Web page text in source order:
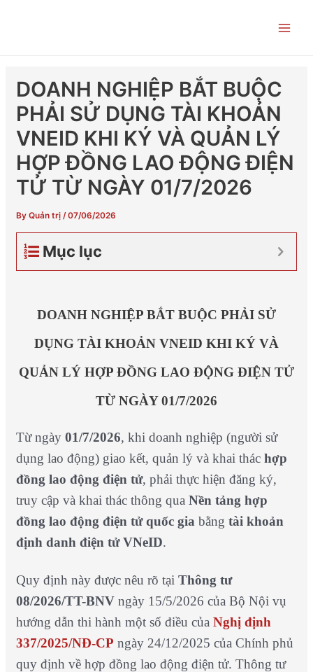
DOANH NGHIỆP BẮT BUỘC
PHẢI SỬ DỤNG TÀI KHOẢN
VNEID KHI KÝ VÀ QUẢN LÝ
HỢP ĐỒNG LAO ĐỘNG ĐIỆN
TỬ TỪ NGÀY 01/7/2026
By Quản trị /07/06/2026
Mục lục
DOANH NGHIỆP BẮT BUỘC PHẢI SỬ
DỤNG TÀI KHOẢN VNEID KHI KÝ VÀ
QUẢN LÝ HỢP ĐỒNG LAO ĐỘNG ĐIỆN TỬ
TỪ NGÀY 01/7/2026
Từ ngày 01/7/2026, khi doanh nghiệp (người sử
dụng lao động) giao kết, quản lý và khai thác hợp
đồng lao động điện tử, phải thực hiện đăng ký,
truy cập và khai thác thông qua Nền tảng hợp
đồng lao động điện tử quốc giabằng tài khoản
định danh điện tử VNeID.
Quy định này được nêu rõ tại Thông tư
08/2026/TT-BNVngày 15/5/2026 của Bộ Nội vụ
hướng dẫn thi hành một số điều của Nghị định
337/2025/NĐ-CP ngày 24/12/2025 của Chính phủ
quy định về hợp đồng lao động điện tử. Thông tư